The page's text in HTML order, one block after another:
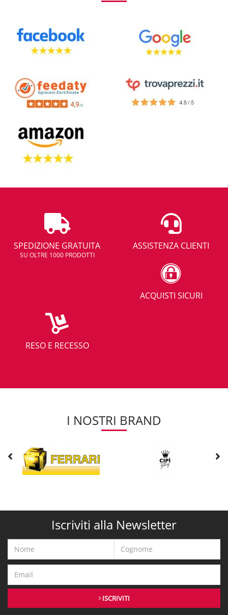
SPEDIZIONE GRATUITA
SU OLTRE 1000 PRODOTTI
ASSISTENZA CLIENTI
ACQUISTI SICURI
RESO E RECESSO
I NOSTRI BRAND
Iscriviti alla Newsletter
ISCRIVITI